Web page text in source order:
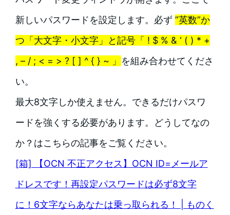
新しいパスワードを設定します。必ず ”英数”か
つ「大文字・小文字」と記号「 ! $ % & ‘ ( ) * +
, – / ; < = > ? [ ] ^ { } ~ 」 を組み合わせてくださ
い。
最大8文字しか使えません。できるだけパスワ
ードを強くする必要があります。どうしてなの
か？はこちらの記事をご覧ください。
[箱] 【OCN 不正アクセス】OCN ID=メールア
ドレスです！再設定パスワードは必ず8文字
に！6文字ならあなたは乗っ取られる！ | ものく